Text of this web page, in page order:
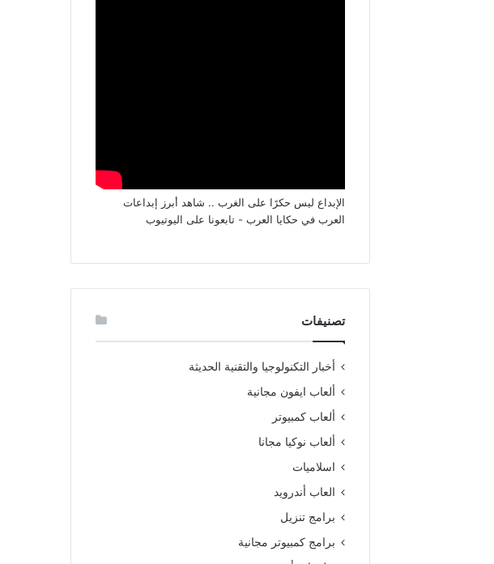
الإبداع ليس حكرًا على الغرب .. شاهد أبرز إبداعات
العرب في حكايا العرب - تابعونا على اليوتيوب
تصنيفات
أخبار التكنولوجيا والتقنية الحديثة
ألعاب ايفون مجانية
ألعاب كمبيوتر
ألعاب نوكيا مجانا
اسلاميات
العاب أندرويد
برامج تنزيل
برامج كمبيوتر مجانية